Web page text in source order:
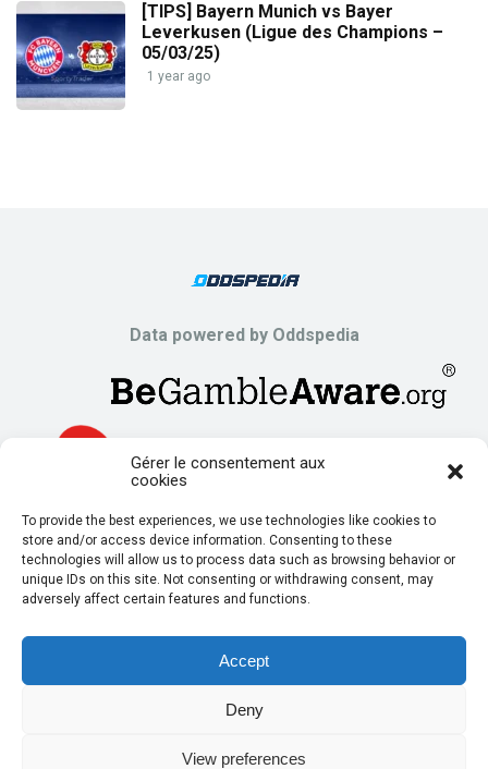
Gérer le consentement aux
cookies
To provide the best experiences, we use technologies like cookies to
store and/or access device information. Consenting to these
technologies will allow us to process data such as browsing behavior or
unique IDs on this site. Not consenting or withdrawing consent, may
adversely affect certain features and functions.
Accept
Deny
View preferences
[TIPS] Bayern Munich vs Bayer
Leverkusen (Ligue des Champions –
05/03/25)
1 year ago
Data powered by Oddspedia
Politique de Confidentialité Conditions Générales d’Utilisation